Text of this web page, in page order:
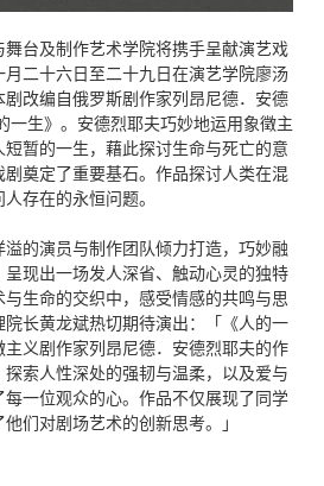
台及制作艺术学院将携手呈献演艺戏
二十六日至二十九日在演艺学院廖汤
改编自俄罗斯剧作家列昂尼德．安德
一生》。安德烈耶夫巧妙地运用象徵主
暂的一生，藉此探讨生命与死亡的意
奠定了重要基石。作品探讨人类在混
存在的永恒问题。
的演员与制作团队倾力打造，巧妙融
现出一场发人深省、触动心灵的独特
生命的交织中，感受情感的共鸣与思
长黄龙斌热切期待演出：「《人的一
义剧作家列昂尼德．安德烈耶夫的作
索人性深处的强韧与温柔，以及爱与
一位观众的心。作品不仅展现了同学
们对剧场艺术的创新思考。」